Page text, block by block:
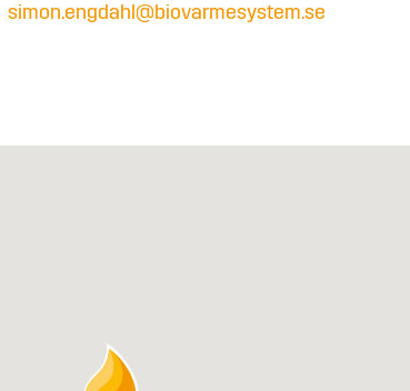
simon.engdahl@biovarmesystem.se